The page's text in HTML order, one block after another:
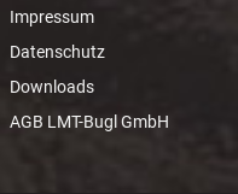
Impressum
Datenschutz
Downloads
AGB LMT-Bugl GmbH